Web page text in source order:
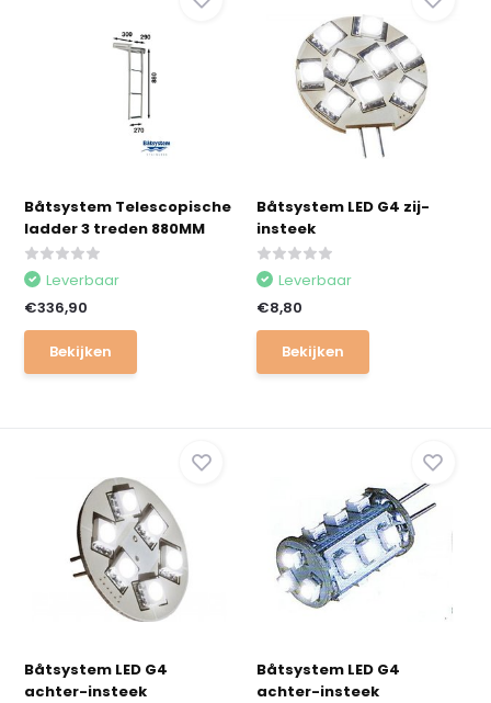
Båtsystem Telescopische
ladder 3 treden 880MM
Leverbaar
€336,90
Bekijken
Båtsystem LED G4 zij-
insteek
Leverbaar
€8,80
Bekijken
Båtsystem LED G4
achter-insteek
Båtsystem LED G4
achter-insteek